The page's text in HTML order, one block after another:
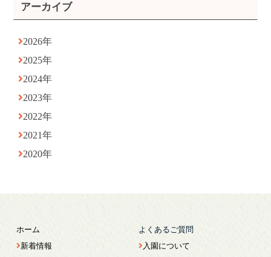
アーカイブ
2026年
2025年
2024年
2023年
2022年
2021年
2020年
ホーム
新着情報
よくあるご質問
入園について